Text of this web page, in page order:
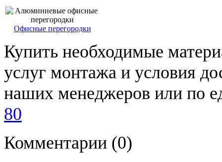
Офисные перегородки
Купить необходимые
услуг монтажа и условия
наших менеджеров или по
80
Комментарии (0)